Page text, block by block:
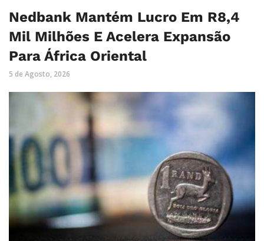
Nedbank Mantém Lucro Em R8,4
Mil Milhões E Acelera Expansão
Para África Oriental
5 de Agosto, 2026